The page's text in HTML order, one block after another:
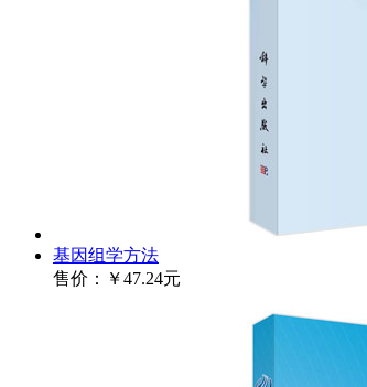
基因组学方法
售价：
￥47.24元